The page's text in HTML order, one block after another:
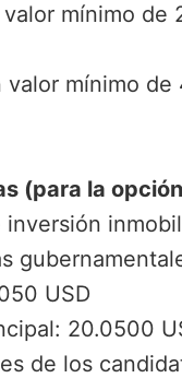
mínimo de
valor mínimo
(para la
USD
20.0500
de los